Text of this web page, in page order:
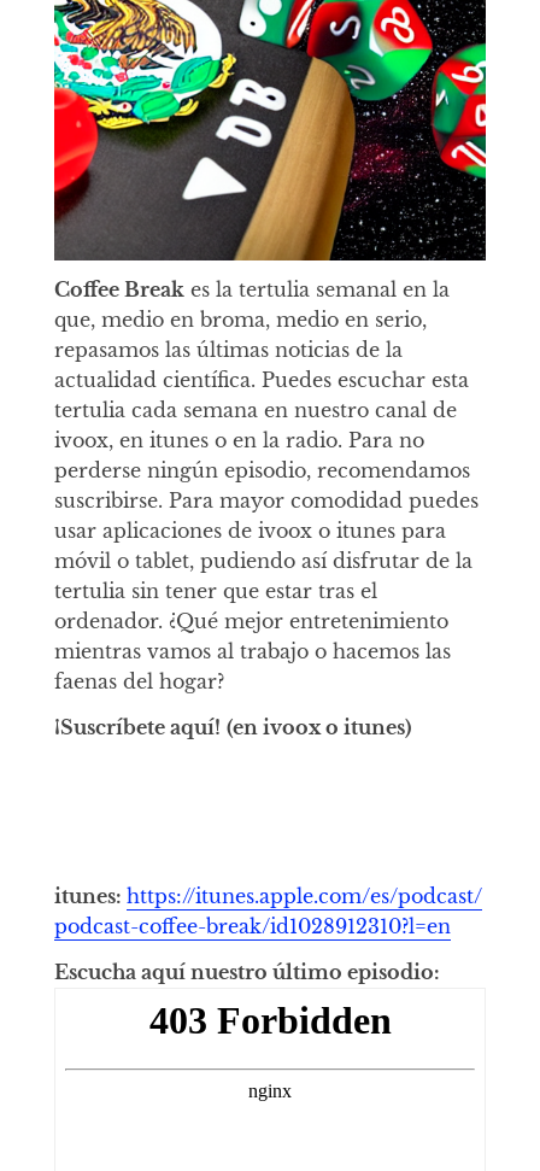
Coffee Breakes la tertulia semanal en la
que, medio en broma, medio en serio,
repasamos las últimas noticias de la
actualidad científica. Puedes escuchar esta
tertulia cada semana en nuestro canal de
ivoox, en itunes o en la radio. Para no
perderse ningún episodio, recomendamos
suscribirse. Para mayor comodidad puedes
usar aplicaciones de ivoox o itunes para
móvil o tablet, pudiendo así disfrutar de la
tertulia sin tener que estar tras el
ordenador. ¿Qué mejor entretenimiento
mientras vamos al trabajo o hacemos las
faenas del hogar?
¡Suscríbete aquí! (en ivoox o itunes)
itunes: https://itunes.apple.com/es/podcast/
podcast-coffee-break/id1028912310?l=en
Escucha aquí nuestro último episodio: